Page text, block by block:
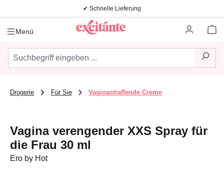
Zum Hauptinhalt springen✔ Schnelle Lieferung
Menü
Drogerie Für Sie Vaginastraffende Creme
Vagina verengender XXS Spray für
die Frau 30 ml
Ero by Hot